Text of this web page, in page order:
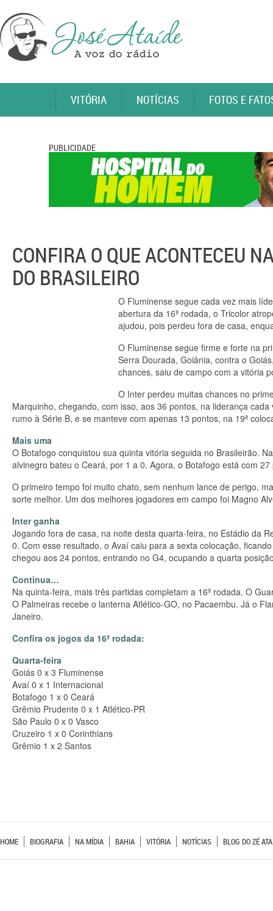
VITÓRIA NOTÍCIAS FOTOS E
PUBLICIDADE
CONFIRA O QUE ACONTECEU
DO BRASILEIRO
O Fluminense segue cada vez mais
abertura da 16ª rodada, o Tricolor
ajudou, pois perdeu fora de casa,
O Fluminense segue firme e forte na
Serra Dourada, Goiânia, contra o
chances, saiu de campo com a vitória
O Inter perdeu muitas chances no
Marquinho, chegando, com isso, aos 36 pontos, na liderança
rumo à Série B, e se manteve com apenas 13 pontos, na 19ª
Mais uma
O Botafogo conquistou sua quinta vitória seguida no Brasileirão.
alvinegro bateu o Ceará, por 1 a 0. Agora, o Botafogo está com
O primeiro tempo foi muito chato, sem nenhum lance de perigo,
sorte melhor. Um dos melhores jogadores em campo foi Magno
Inter ganha
Jogando fora de casa, na noite desta quarta-feira, no Estádio da
0. Com esse resultado, o Avaí caiu para a sexta colocação,
chegou aos 24 pontos, entrando no G4, ocupando a quarta
Continua…
Na quinta-feira, mais três partidas completam a 16ª rodada. O
O Palmeiras recebe o lanterna Atlético-GO, no Pacaembu. Já o
Janeiro.
Confira os jogos da 16ª rodada:
Quarta-feira
Goiás 0 x 3 Fluminense
Avaí 0 x 1 Internacional
Botafogo 1 x 0 Ceará
Grêmio Prudente 0 x 1 Atlético-PR
São Paulo 0 x 0 Vasco
Cruzeiro 1 x 0 Corinthians
Grêmio 1 x 2 Santos
HOME BIOGRAFIA NA MÍDIA BAHIA VITÓRIA NOTÍCIAS BLOG DO ZÉ